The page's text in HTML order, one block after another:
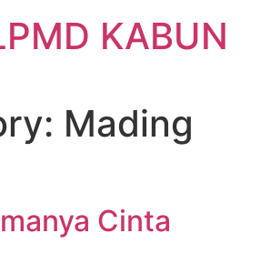
KABUN
Mading
Cinta